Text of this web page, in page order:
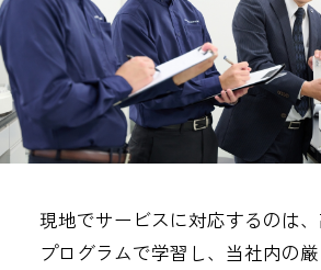
現地でサービスに対応するのは
プログラムで学習し、当社内の